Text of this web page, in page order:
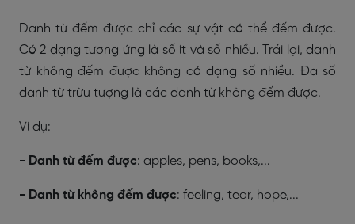
Danh từ đếm được chỉ các sự vật có thể đếm được.
Có 2 dạng tương ứng là số ít và số nhiều. Trái lại, danh
từ không đếm được không có dạng số nhiều. Đa số
danh từ trừu tượng là các danh từ không đếm được.
Ví dụ:
- Danh từ đếm được: apples, pens, books,...
- Danh từ không đếm được: feeling, tear, hope,...